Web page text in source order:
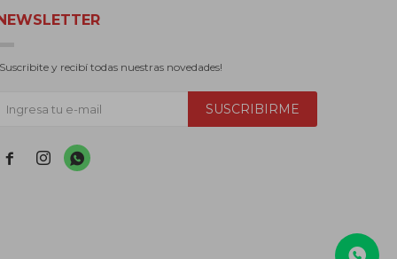
y recibí todas nuestras novedades!
SUSCRIBIRME
  